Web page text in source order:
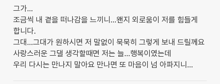
그가...
조금씩 내 곁을 떠나감을 느끼니...왠지 외로움이 저를 힘들게
합니다.
그대...그대가 원하시면 저 말없이 묵묵히 그렇게 보내 드릴께요
사랑스러운 그댈 생각할때면 저는 늘...행복이였는데
우리 다시는 만나지 말아요 만나면 또 마음이 넘 아파지니...